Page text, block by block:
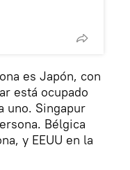
es Japón, con
está ocupado
uno. Singapur
Bélgica
y EEUU en la